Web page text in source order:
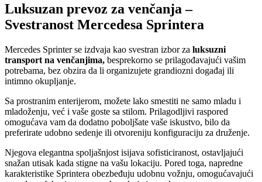
Luksuzan prevoz za venčanja –
Svestranost Mercedesa Sprintera
Mercedes Sprinter se izdvaja kao svestran izbor za luksuzni
transport na venčanjima, besprekorno se prilagođavajući vašim
potrebama, bez obzira da li organizujete grandiozni događaj ili
intimno okupljanje.
Sa prostranim enterijerom, možete lako smestiti ne samo mladu i
mladoženju, već i vaše goste sa stilom. Prilagodljivi raspored
omogućava vam da dodatno poboljšate vaše iskustvo, bilo da
preferirate udobno sedenje ili otvoreniju konfiguraciju za druženje.
Njegova elegantna spoljašnjost isijava sofisticiranost, ostavljajući
snažan utisak kada stigne na vašu lokaciju. Pored toga, napredne
karakteristike Sprintera obezbeđuju udobnu vožnju, omogućavajući